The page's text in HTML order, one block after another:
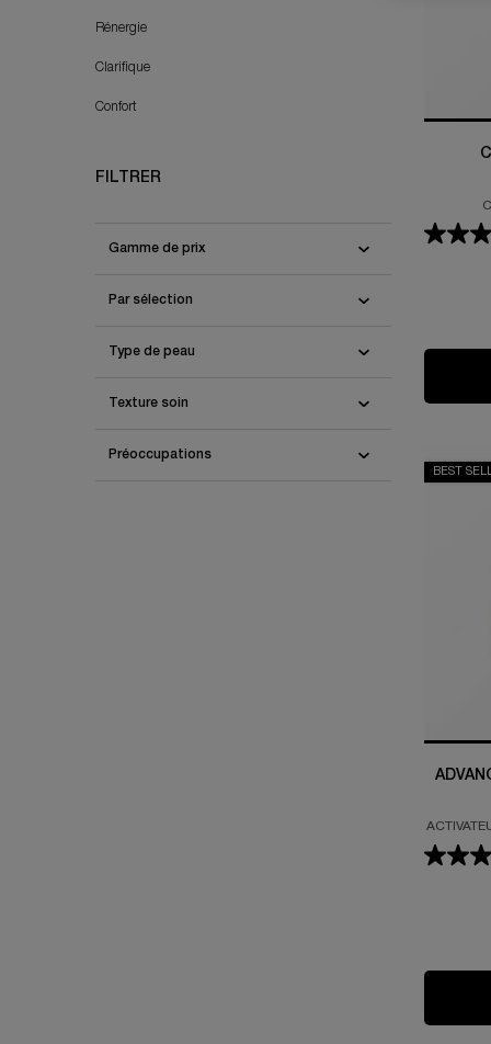
Rénergie
Clarifique
Confort
FILTRER
Gamme de prix
Par sélection
Type de peau
Texture soin
Préoccupations
BEST